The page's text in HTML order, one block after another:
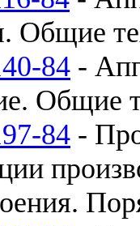
Общие
84 -
Общие
84 -